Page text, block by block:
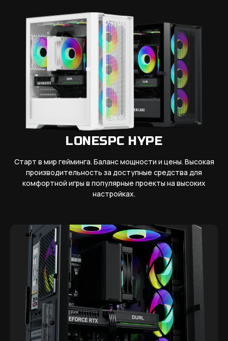
LONESPC HYPE
Старт в мир гейминга. Баланс мощности и цены. Высокая
производительность за доступные средства для
комфортной игры в популярные проекты на высоких
настройках.